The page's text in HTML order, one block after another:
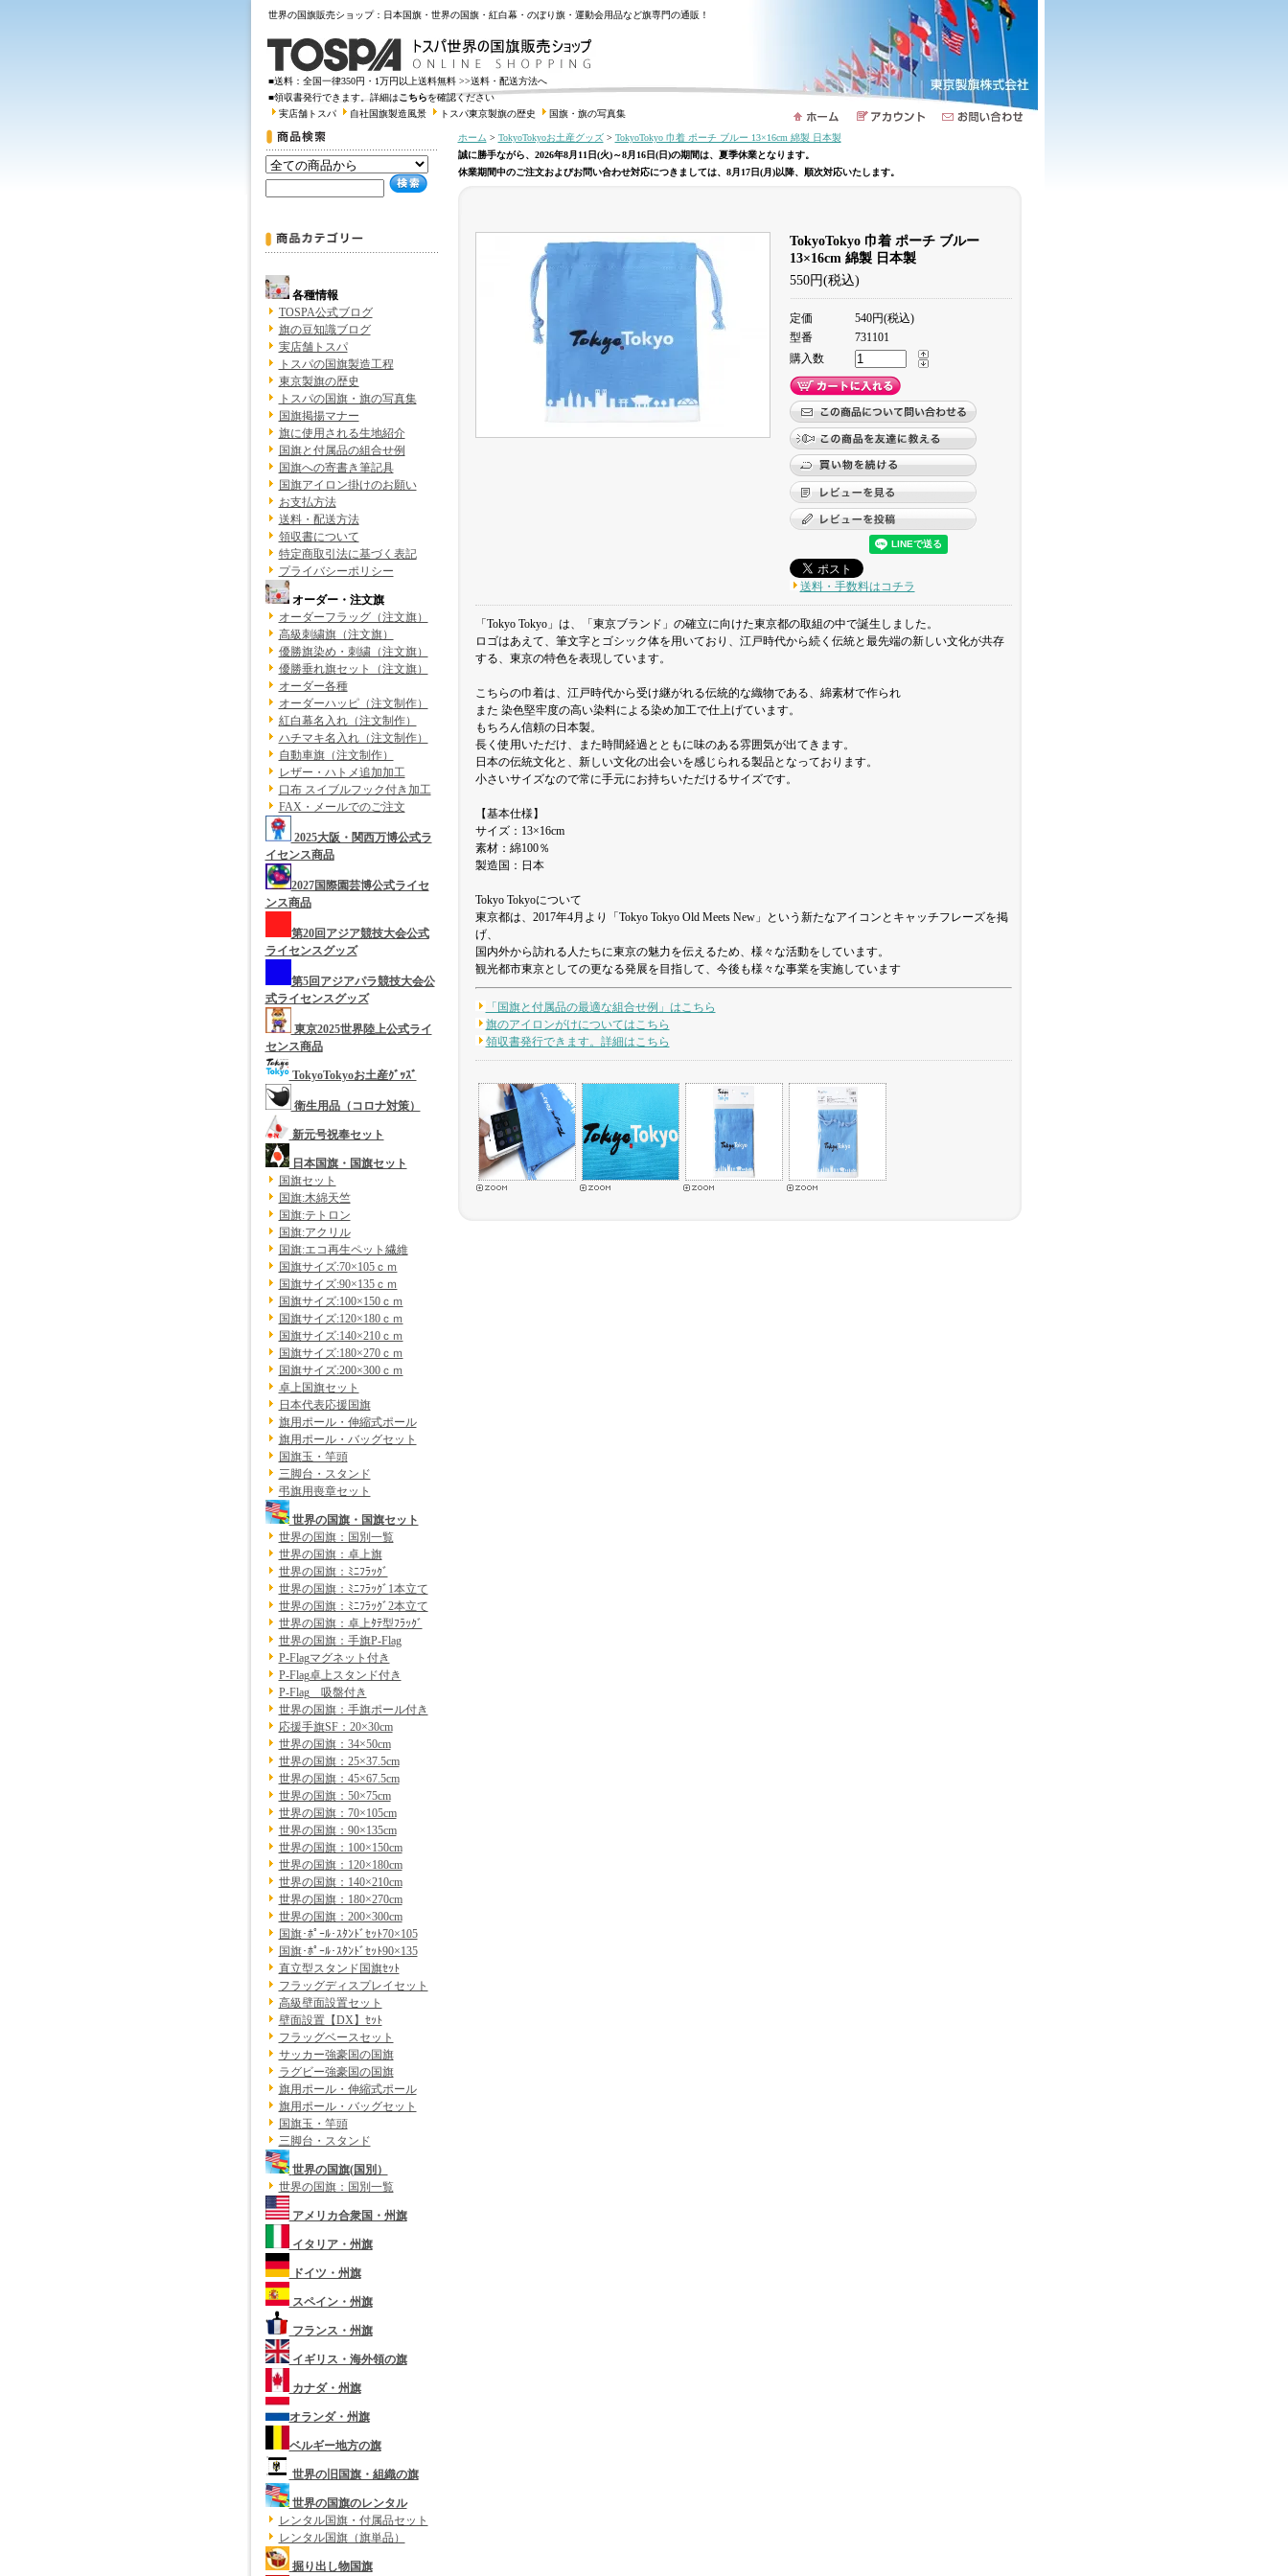
世界の国旗販売ショップ：日本国旗・世界の国旗・紅白幕・のぼり旗・運動会用品など旗専門の通販！
■送料：全国一律350円・1万円以上送料無料 >>送料・配送方法へ
■領収書発行できます。詳細はこちらを確認ください
実店舗トスパ
自社国旗製造風景 トスパ東京製旗の歴史 国旗・旗の写真集
各種情報
TOSPA公式ブログ
旗の豆知識ブログ
実店舗トスパ
トスパの国旗製造工程
東京製旗の歴史
トスパの国旗・旗の写真集
国旗掲揚マナー
旗に使用される生地紹介
国旗と付属品の組合せ例
国旗への寄書き筆記具
国旗アイロン掛けのお願い
お支払方法
送料・配送方法
領収書について
特定商取引法に基づく表記
プライバシーポリシー
オーダー・注文旗
オーダーフラッグ（注文旗）
高級刺繍旗（注文旗）
優勝旗染め・刺繍（注文旗）
優勝垂れ旗セット（注文旗）
オーダー各種
オーダーハッピ（注文制作）
紅白幕名入れ（注文制作）
ハチマキ名入れ（注文制作）
自動車旗（注文制作）
レザー・ハトメ追加加工
口布 スイブルフック付き加工
FAX・メールでのご注文
2025大阪・関西万博公式ラ
イセンス商品
2027国際園芸博公式ライセ
ンス商品
第20回アジア競技大会公式
ライセンスグッズ
第5回アジアパラ競技大会公
式ライセンスグッズ
東京2025世界陸上公式ライ
センス商品
TokyoTokyoお土産ｸﾞｯｽﾞ
衛生用品（コロナ対策）
新元号祝奉セット
日本国旗・国旗セット
国旗セット
国旗:木綿天竺
国旗:テトロン
国旗:アクリル
国旗:エコ再生ペット繊維
国旗サイズ:70×105ｃｍ
国旗サイズ:90×135ｃｍ
国旗サイズ:100×150ｃｍ
国旗サイズ:120×180ｃｍ
国旗サイズ:140×210ｃｍ
国旗サイズ:180×270ｃｍ
国旗サイズ:200×300ｃｍ
卓上国旗セット
日本代表応援国旗
旗用ポール・伸縮式ポール
旗用ポール・バッグセット
国旗玉・竿頭
三脚台・スタンド
弔旗用喪章セット
世界の国旗・国旗セット
世界の国旗：国別一覧
世界の国旗：卓上旗
世界の国旗：ﾐﾆﾌﾗｯｸﾞ
世界の国旗：ﾐﾆﾌﾗｯｸﾞ1本立て
世界の国旗：ﾐﾆﾌﾗｯｸﾞ2本立て
世界の国旗：卓上ﾀﾃ型ﾌﾗｯｸﾞ
世界の国旗：手旗P-Flag
P-Flagマグネット付き
P-Flag卓上スタンド付き
P-Flag 吸盤付き
世界の国旗：手旗ポール付き
応援手旗SF：20×30cm
世界の国旗：34×50cm
世界の国旗：25×37.5cm
世界の国旗：45×67.5cm
世界の国旗：50×75cm
世界の国旗：70×105cm
世界の国旗：90×135cm
世界の国旗：100×150cm
世界の国旗：120×180cm
世界の国旗：140×210cm
世界の国旗：180×270cm
世界の国旗：200×300cm
国旗･ﾎﾟｰﾙ･ｽﾀﾝﾄﾞｾｯﾄ70×105
国旗･ﾎﾟｰﾙ･ｽﾀﾝﾄﾞｾｯﾄ90×135
直立型スタンド国旗ｾｯﾄ
フラッグディスプレイセット
高級壁面設置セット
壁面設置【DX】ｾｯﾄ
フラッグベースセット
サッカー強豪国の国旗
ラグビー強豪国の国旗
旗用ポール・伸縮式ポール
旗用ポール・バッグセット
国旗玉・竿頭
三脚台・スタンド
世界の国旗(国別）
世界の国旗：国別一覧
アメリカ合衆国・州旗
イタリア・州旗
ドイツ・州旗
スペイン・州旗
フランス・州旗
イギリス・海外領の旗
カナダ・州旗
オランダ・州旗
ベルギー地方の旗
世界の旧国旗・組織の旗
世界の国旗のレンタル
レンタル国旗・付属品セット
レンタル国旗（旗単品）
掘り出し物国旗
ホーム > TokyoTokyoお土産グッズ> TokyoTokyo 巾着 ポーチ ブルー 13×16cm 綿製 日本製
誠に勝手ながら、2026年8月11日(火)～8月16日(日)の期間は、夏季休業となります。
休業期間中のご注文およびお問い合わせ対応につきましては、8月17日(月)以降、順次対応いたします。
TokyoTokyo 巾着 ポーチ ブルー
13×16cm 綿製 日本製
550円(税込)
定価
540円(税込)
型番
731101
購入数
送料・手数料はコチラ
「Tokyo Tokyo」は、「東京ブランド」の確立に向けた東京都の取組の中で誕生しました。
ロゴはあえて、筆文字とゴシック体を用いており、江戸時代から続く伝統と最先端の新しい文化が共存
する、東京の特色を表現しています。
こちらの巾着は、江戸時代から受け継がれる伝統的な織物である、綿素材で作られ
また 染色堅牢度の高い染料による染め加工で仕上げています。
もちろん信頼の日本製。
長く使用いただけ、また時間経過とともに味のある雰囲気が出てきます。
日本の伝統文化と、新しい文化の出会いを感じられる製品となっております。
小さいサイズなので常に手元にお持ちいただけるサイズです。
【基本仕様】
サイズ：13×16cm
素材：綿100％
製造国：日本
Tokyo Tokyoについて
東京都は、2017年4月より「Tokyo Tokyo Old Meets New」という新たなアイコンとキャッチフレーズを掲
げ、
国内外から訪れる人たちに東京の魅力を伝えるため、様々な活動をしています。
観光都市東京としての更なる発展を目指して、今後も様々な事業を実施しています
「国旗と付属品の最適な組合せ例」はこちら
旗のアイロンがけについてはこちら
領収書発行できます。詳細はこちら